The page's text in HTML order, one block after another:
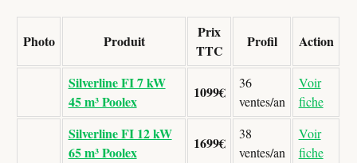
Photo Produit
Prix
TTC
Profil Action
Silverline FI 7 kW
45 m³ Poolex
1099€
36
ventes/an
Voir
fiche
Silverline FI 12 kW
65 m³ Poolex
1699€
38
ventes/an
Voir
fiche